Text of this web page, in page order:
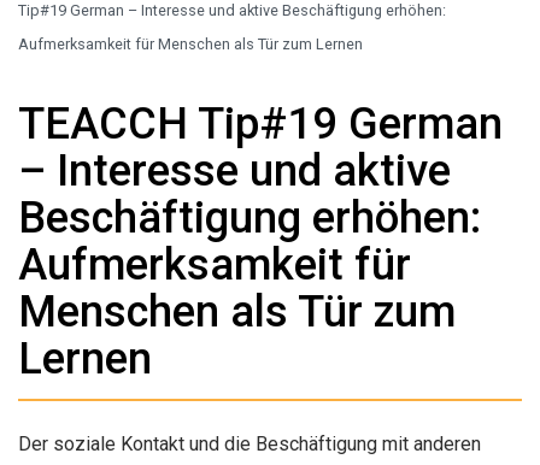
Tip#19 German – Interesse und aktive Beschäftigung erhöhen:
Aufmerksamkeit für Menschen als Tür zum Lernen
TEACCH Tip#19 German
– Interesse und aktive
Beschäftigung erhöhen:
Aufmerksamkeit für
Menschen als Tür zum
Lernen
Der soziale Kontakt und die Beschäftigung mit anderen